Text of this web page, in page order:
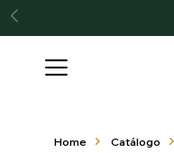

Home Catálogo